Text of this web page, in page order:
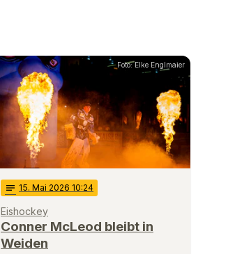
Foto: Elke Englmaier
notes 15. Mai 2026 10:24
Eishockey
Conner McLeod bleibt in
Weiden